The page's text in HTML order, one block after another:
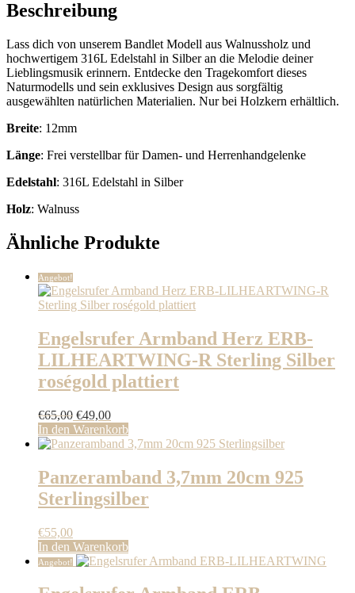
Beschreibung
Lass dich von unserem Bandlet Modell aus Walnussholz und
hochwertigem 316L Edelstahl in Silber an die Melodie deiner
Lieblingsmusik erinnern. Entdecke den Tragekomfort dieses
Naturmodells und sein exklusives Design aus sorgfältig
ausgewählten natürlichen Materialien. Nur bei Holzkern erhältlich.
Breite: 12mm
Länge: Frei verstellbar für Damen- und Herrenhandgelenke
Edelstahl: 316L Edelstahl in Silber
Holz: Walnuss
Ähnliche Produkte
Angebot!
Engelsrufer Armband Herz ERB-
LILHEARTWING-R Sterling Silber
roségold plattiert
€65,00 Ursprünglicher
Preis
war:
€49,00Aktueller
Preis
ist:
In den Warenkorb
Panzeramband 3,7mm 20cm 925
Sterlingsilber
€55,00
In den Warenkorb
Angebot!